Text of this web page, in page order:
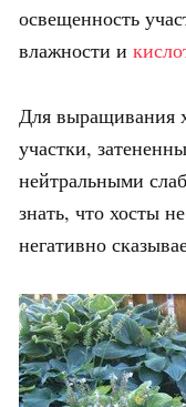
освещенность
влажности и
Для выращивания
участки,
нейтральными
знать, что хосты
негативно